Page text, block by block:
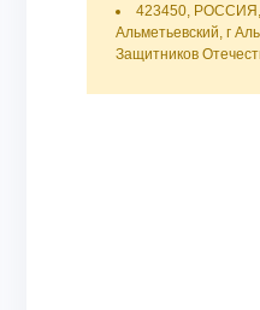
423450, РОССИЯ,
Альметьевский, г
Защитников